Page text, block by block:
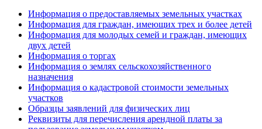
Информация о предоставляемых земельных участках
Информация для граждан, имеющих трех и более детей
Информация для молодых семей и граждан, имеющих
двух детей
Информация о торгах
Информация о землях сельскохозяйственного
назначения
Информация о кадастровой стоимости земельных
участков
Образцы заявлений для физических лиц
Реквизиты для перечисления арендной платы за